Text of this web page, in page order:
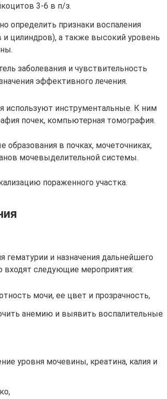
3-6 в п/з.
определить признаки воспаления
цилиндров), а также высокий уровень
заболевания и чувствительность
эффективного лечения.
используют инструментальные. К ним
почек, компьютерная томография.
в почках, мочеточниках,
мочевыделительной системы.
пораженного участка.
гематурии и назначения дальнейшего
входят следующие мероприятия:
мочи, ее цвет и прозрачность,
анемию и выявить воспалительные
уровня мочевины, креатина, калия и